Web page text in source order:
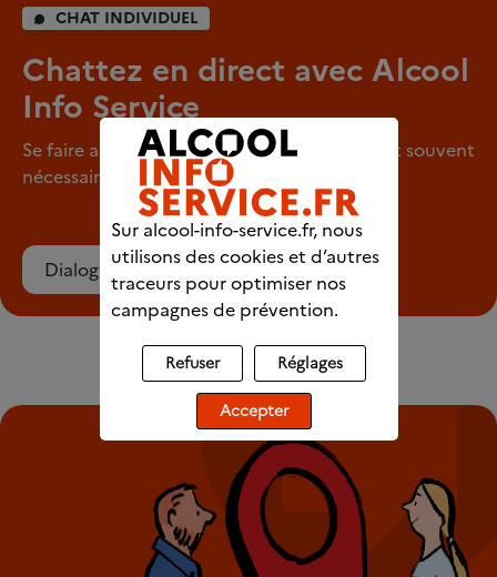
CHAT INDIVIDUEL
Chattez en direct avec Alcool
Info Service
Se faire aider pour arrêter de consommer est souvent
nécessaire.
Dialoguer avec un écoutant
Sur alcool-info-service.fr, nous
utilisons des cookies et d’autres
traceurs pour optimiser nos
campagnes de prévention.
Refuser Réglages
Accepter